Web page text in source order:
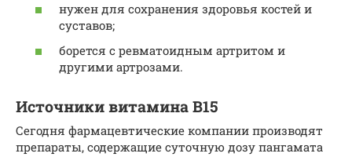
нужен для сохранения здоровья костей и
суставов;
борется с ревматоидным артритом и
другими артрозами.
Источники витамина В15
Сегодня фармацевтические компании производят
препараты, содержащие суточную дозу пангамата